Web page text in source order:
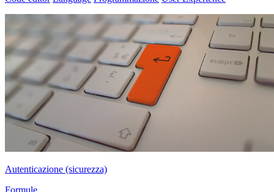
Autenticazione (sicurezza)
Formule